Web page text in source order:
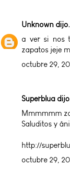
Unknown
a ver si nos
zapatos jeje
octubre 29,
Superblua
Mmmmmm
Saluditos y
http://
octubre 29,